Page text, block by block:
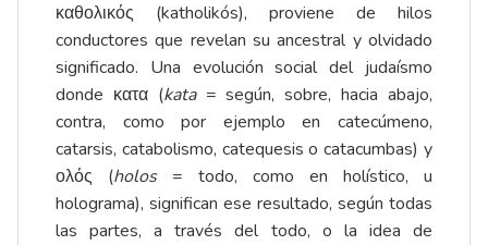
καθολικός (katholikós), proviene de hilos
conductores que revelan su ancestral y olvidado
significado. Una evolución social del judaísmo
donde κατα (kata= según, sobre, hacia abajo,
contra, como por ejemplo en catecúmeno,
catarsis, catabolismo, catequesis o catacumbas) y
ολός (holos = todo, como en holístico, u
holograma), significan ese resultado, según todas
las partes, a través del todo, o la idea de